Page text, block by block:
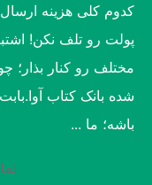
کدوم کلی هزینه
پولت رو تلف نکن!
مختلف رو کنار بذار؛
شده بانک کتاب
باشه؛ ما ...